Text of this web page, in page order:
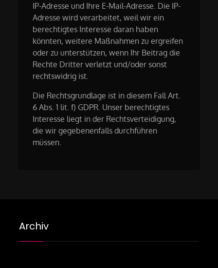
IP-Adresse und Ihre E-Mail-Adresse. Die IP-
Adresse wird verarbeitet, weil wir ein
berechtigtes Interesse daran haben
könnten, weitere Maßnahmen zu ergreifen
oder zu unterstützen, wenn Ihr Beitrag die
Rechte Dritter verletzt und/oder sonst
rechtswidrig ist.
Die Rechtsgrundlage ist in diesem Fall Art.
6 Abs. 1 lit. f) GDPR. Unser berechtigtes
Interesse liegt in der Rechtsverteidigung,
die wir gegebenenfalls durchführen
müssen.
Archiv